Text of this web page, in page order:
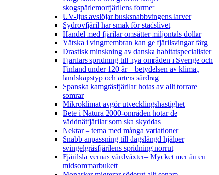
skogspärlemorfjärilens former
UV-ljus avslöjar busksnabbvingens larver
Sydrovfjäril har smak för stadslivet
Handel med fjärilar omsätter miljontals dollar
Vätska i vingmembran kan ge fjärilsvingar färg
Drastisk minskning av danska habitatspecialister
Fjärilars spridning till nya områden i Sverige och
Finland under 120 år– betydelsen av klimat,
landskapstyp och arters särdrag
Spanska kamgräsfjärilar hotas av allt torrare
somrar
Mikroklimat avgör utvecklingshastighet
Bete i Natura 2000-områden hotar de
väddnätfjärilar som ska skyddas
Nektar – tema med många variationer
Snabb anpassning till dagslängd hjälper
svingelgräsfjärilens spridning norrut
Fjärilslarvernas värdväxter– Mycket mer än en
midsommarbukett